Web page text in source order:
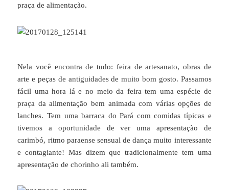
praça de alimentação.
Nela você encontra de tudo: feira de artesanato, obras de
arte e peças de antiguidades de muito bom gosto. Passamos
fácil uma hora lá e no meio da feira tem uma espécie de
praça da alimentação bem animada com várias opções de
lanches. Tem uma barraca do Pará com comidas típicas e
tivemos a oportunidade de ver uma apresentação de
carimbó, ritmo paraense sensual de dança muito interessante
e contagiante! Mas dizem que tradicionalmente tem uma
apresentação de chorinho ali também.